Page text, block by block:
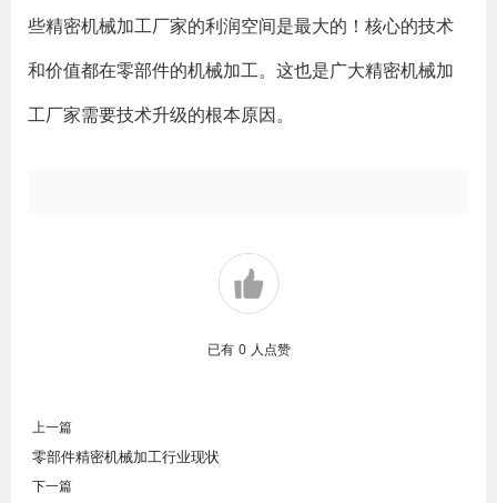
些精密机械加工厂家的利润空间是最大的！核心的技术
和价值都在零部件的机械加工。这也是广大精密机械加
工厂家需要技术升级的根本原因。
已有 0 人点赞
上一篇
零部件精密机械加工行业现状
下一篇